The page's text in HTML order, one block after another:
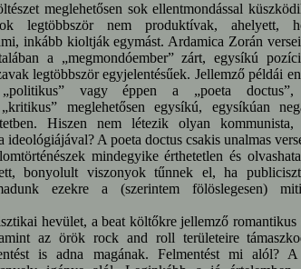
meglehetősen sok ellentmondással
legtöbbször nem produktívak, ahelyett,
inkább kioltják egymást. Ardamica Zorán
a „megmondóember” zárt, egysíkú
legtöbbször egyjelentésűek. Jellemző példái
vagy éppen a „poeta
meglehetősen egysíkú, egysíkúan
Hiszen nem létezik olyan
ideológiájával? A poeta doctus csakis unalmas
mindegyike érthetetlen és
bonyolult viszonyok tűnnek el, ha
ezekre a (szerintem fölöslegesen)
hevület, a beat költőkre jellemző romantikus
az örök rock and roll területeire
is adna magának. Felmentést mi alól?